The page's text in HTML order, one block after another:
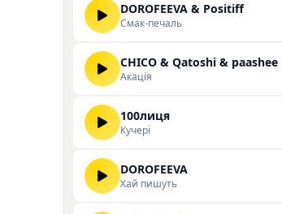
DOROFEEVA & Positiff
Смак-печаль
CHICO & Qatoshi & paashee
Акація
100лиця
Кучері
DOROFEEVA
Хай пишуть